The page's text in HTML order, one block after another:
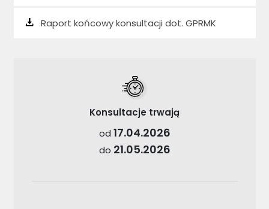
Raport końcowy konsultacji dot. GPRMK
Konsultacje trwają
od 17.04.2026
do 21.05.2026